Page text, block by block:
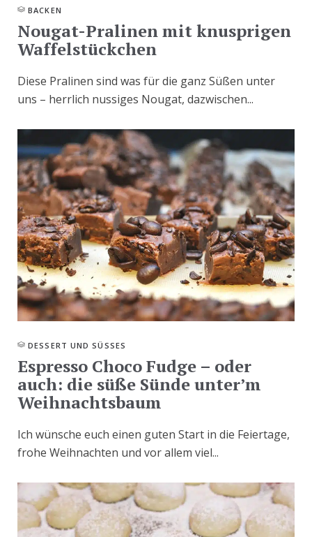
BACKEN
Nougat-Pralinen mit knusprigen
Waffelstückchen
Diese Pralinen sind was für die ganz Süßen unter
uns – herrlich nussiges Nougat, dazwischen...
DESSERT UND SÜSSES
Espresso Choco Fudge – oder
auch: die süße Sünde unter’m
Weihnachtsbaum
Ich wünsche euch einen guten Start in die Feiertage,
frohe Weihnachten und vor allem viel...